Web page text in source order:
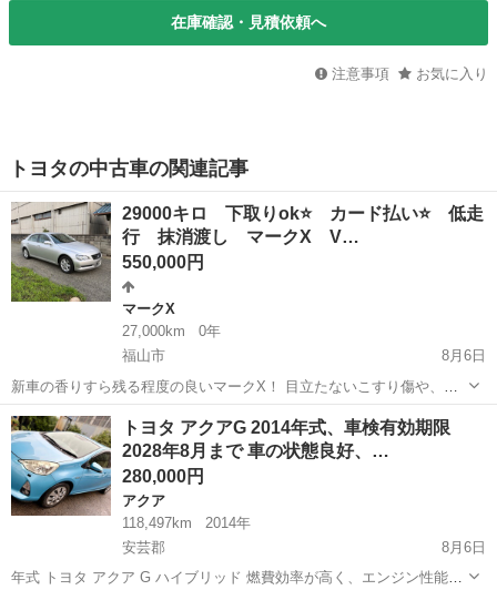
在庫確認・見積依頼へ
注意事項 お気に入り
トヨタの中古車の関連記事
29000キロ 下取りok⭐️ カード払い⭐️ 低走
行 抹消渡し マークX V…
550,000円
マークX
27,000km
0年
福山市
8月6日
新車の香りすら残る程度の良いマークX！ 目立たないこすり傷や、こ
の時代のトヨタ車持病のダッシュ割れはありますが、ボディの艶も残
っており状態の良さが際立つ車両です。 距離が若いので長く乗れるか
と⭐️ 現金一括、クレカ払い...
広島 福山市 マークX
トヨタ アクアG 2014年式、車検有効期限
2028年8月まで 車の状態良好、…
280,000円
アクア
118,497km
2014年
安芸郡
8月6日
年式 トヨタ アクア G ハイブリッド 燃費効率が高く、エンジン性能も